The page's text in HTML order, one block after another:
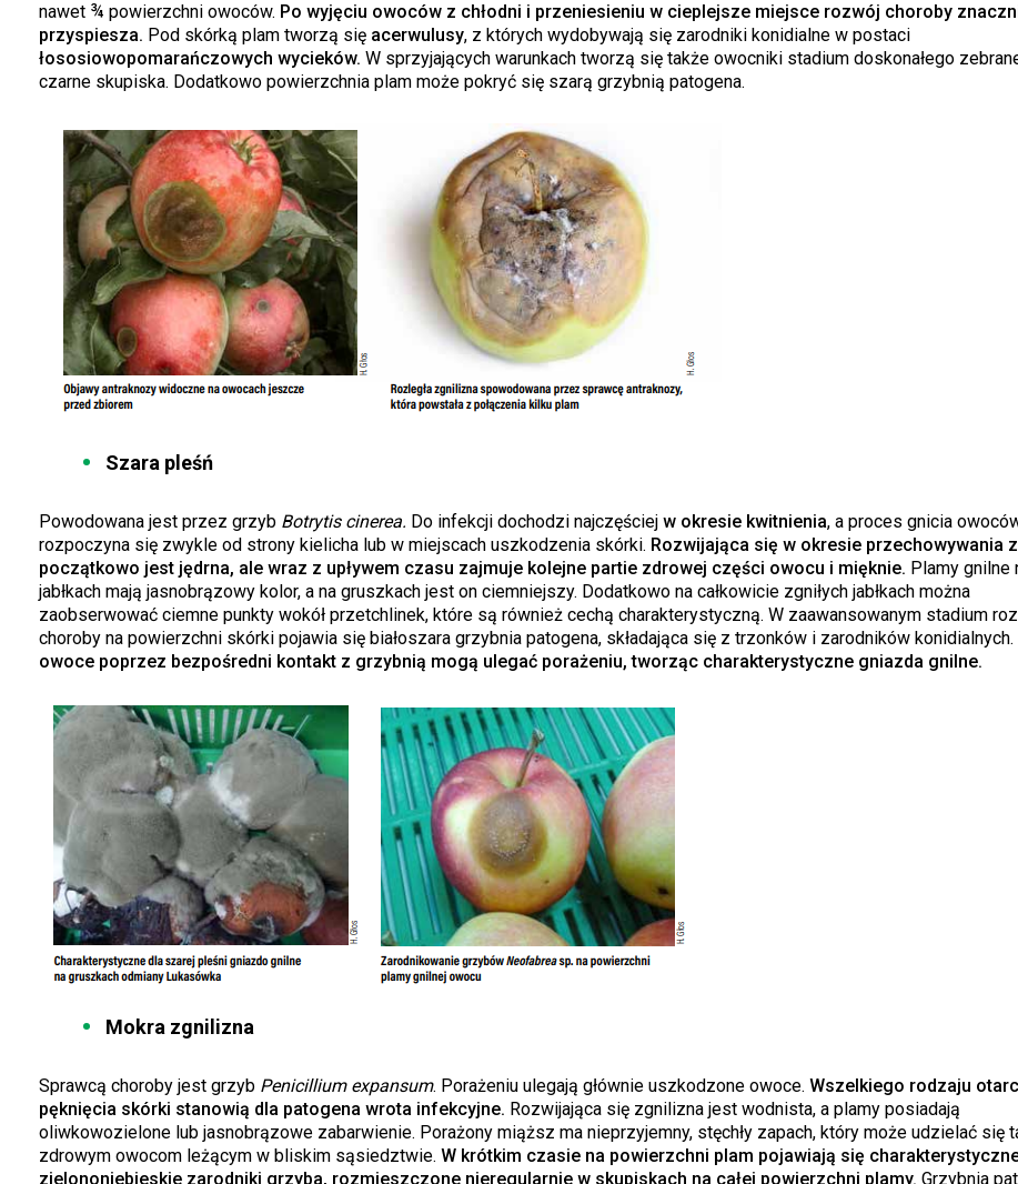
nawet ¾ powierzchni owoców. Po wyjęciu owoców z chłodni i przeniesieniu w cieplejsze miejsce rozwój choroby
przyspiesza. Pod skórką plam tworzą sięacerwulusy, z których wydobywają się zarodniki konidialne w postaci
łososiowopomarańczowych wycieków. W sprzyjających warunkach tworzą się także owocniki stadium doskonałego
czarne skupiska. Dodatkowo powierzchnia plam może pokryć się szarą grzybnią patogena.
Szara pleśń
Powodowana jest przez grzybBotrytis cinerea. Do infekcji dochodzi najczęściej w okresie kwitnienia, a proces gnicia
rozpoczyna się zwykle od strony kielicha lub w miejscach uszkodzenia skórki. Rozwijająca się w okresie przechowywania
początkowo jest jędrna, ale wraz z upływem czasu zajmuje kolejne partie zdrowej części owocu i mięknie. Plamy gnilne
jabłkach mają jasnobrązowy kolor, a na gruszkach jest on ciemniejszy. Dodatkowo na całkowicie zgniłych jabłkach można
zaobserwować ciemne punkty wokół przetchlinek, które są również cechą charakterystyczną. W zaawansowanym stadium
choroby na powierzchni skórki pojawia się białoszara grzybnia patogena, składająca się z trzonków i zarodników konidialnych.
owoce poprzez bezpośredni kontakt z grzybnią mogą ulegać porażeniu, tworząc charakterystyczne gniazda gnilne.
Mokra zgnilizna
Sprawcą choroby jest grzyb Penicillium expansum. Porażeniu ulegają głównie uszkodzone owoce. Wszelkiego rodzaju
pęknięcia skórki stanowią dla patogena wrota infekcyjne. Rozwijająca się zgnilizna jest wodnista, a plamy posiadają
oliwkowozielone lub jasnobrązowe zabarwienie. Porażony miąższ ma nieprzyjemny, stęchły zapach, który może udzielać się
zdrowym owocom leżącym w bliskim sąsiedztwie. W krótkim czasie na powierzchni plam pojawiają się
zielononiebieskie zarodniki grzyba, rozmieszczone nieregularnie w skupiskach na całej powierzchni plamy. Grzybnia